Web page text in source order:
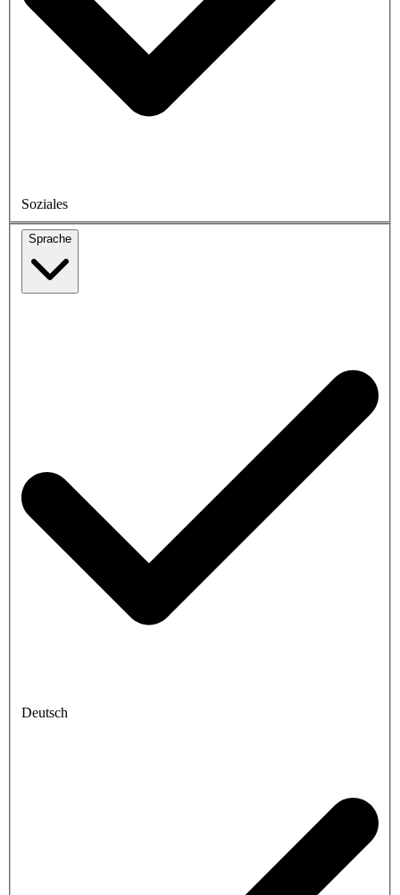
Soziales
Sprache
Deutsch